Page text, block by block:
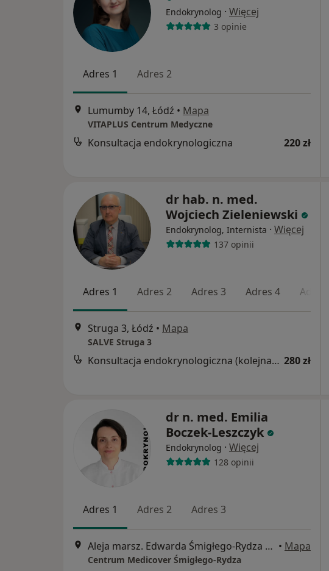
Endokrynolog · Więcej
3 opinie
Adres 1 Adres 2
Lumumby 14, Łódź • Mapa
VITAPLUS Centrum Medyczne
Konsultacja endokrynologiczna 220 zł
dr hab. n. med.
Wojciech Zieleniewski
Endokrynolog, Internista · Więcej
137 opinii
Adres 1 Adres 2 Adres 3 Adres 4 Adres 5
Struga 3, Łódź • Mapa
SALVE Struga 3
Konsultacja endokrynologiczna (kolejna wizyta) 280 zł
dr n. med. Emilia
Boczek-Leszczyk
Endokrynolog · Więcej
128 opinii
Adres 1 Adres 2 Adres 3
Aleja marsz. Edwarda Śmigłego-Rydza 20, Łódź • Mapa
Centrum Medicover Śmigłego-Rydza